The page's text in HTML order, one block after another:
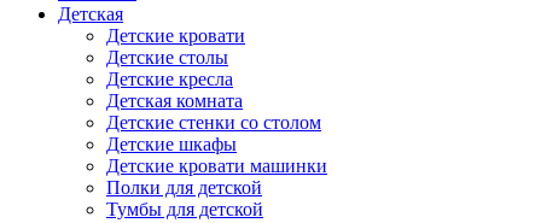
Детская
Детские кровати
Детские столы
Детские кресла
Детская комната
Детские стенки со столом
Детские шкафы
Детские кровати машинки
Полки для детской
Тумбы для детской